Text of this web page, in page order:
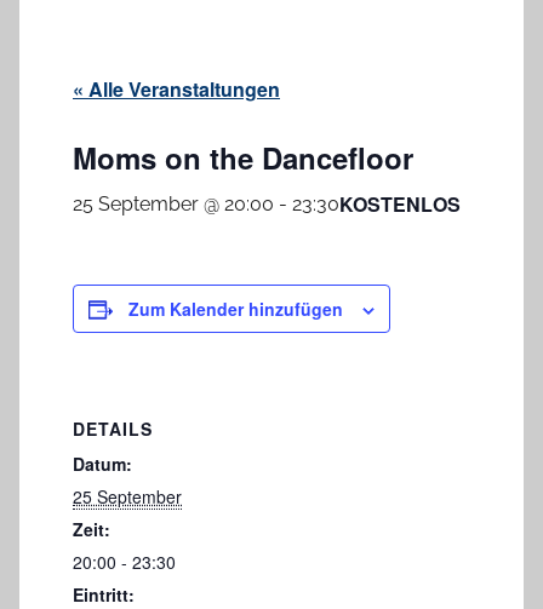
« Alle Veranstaltungen
Moms on the Dancefloor
25 September @ 20:00 - 23:30KOSTENLOS
Zum Kalender hinzufügen
DETAILS
Datum:
25 September
Zeit:
20:00 - 23:30
Eintritt: